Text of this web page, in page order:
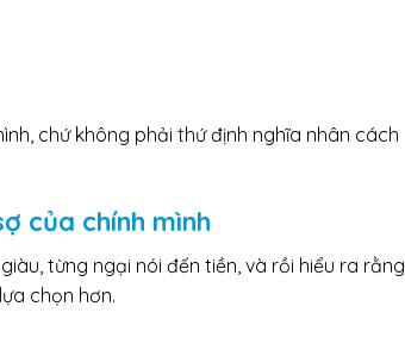
chứ không phải thứ định nghĩa nhân cách
của chính mình
từng ngại nói đến tiền, và rồi hiểu ra rằng
chọn hơn.